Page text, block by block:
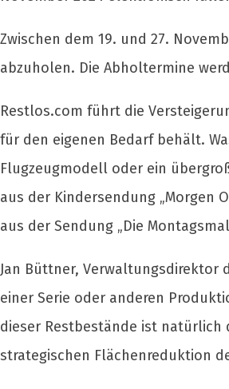
Zwischen dem 19. und 27.
abzuholen. Die Abholtermine
Restlos.com führt die
für den eigenen Bedarf behält.
Flugzeugmodell oder ein
aus der Kindersendung „Morgen
aus der Sendung „Die
Jan Büttner, Verwaltungsdirektor
einer Serie oder anderen
dieser Restbestände ist natürlich
strategischen Flächenreduktion